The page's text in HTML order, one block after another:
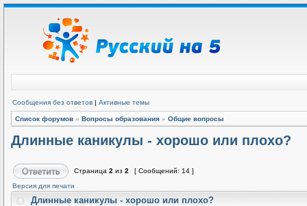
Сообщения без ответов | Активные темы
Список форумов » Вопросы образования » Общие вопросы
Длинные каникулы - хорошо или плохо?
Страница 2 из 2
[ Сообщений: 14 ]
Версия для печати
Длинные каникулы - хорошо или плохо?